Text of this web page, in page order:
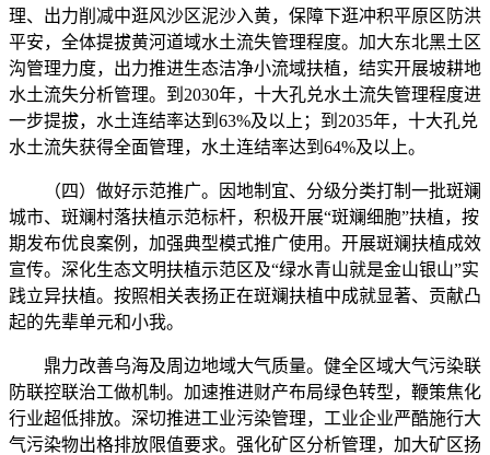
理、出力削减中逛风沙区泥沙入黄，保障下逛冲积平原区防洪
平安，全体提拔黄河道域水土流失管理程度。加大东北黑土区
沟管理力度，出力推进生态洁净小流域扶植，结实开展坡耕地
水土流失分析管理。到2030年，十大孔兑水土流失管理程度进
一步提拔，水土连结率达到63%及以上；到2035年，十大孔兑
水土流失获得全面管理，水土连结率达到64%及以上。
（四）做好示范推广。因地制宜、分级分类打制一批斑斓
城市、斑斓村落扶植示范标杆，积极开展“斑斓细胞”扶植，按
期发布优良案例，加强典型模式推广使用。开展斑斓扶植成效
宣传。深化生态文明扶植示范区及“绿水青山就是金山银山”实
践立异扶植。按照相关表扬正在斑斓扶植中成就显著、贡献凸
起的先辈单元和小我。
鼎力改善乌海及周边地域大气质量。健全区域大气污染联
防联控联治工做机制。加速推进财产布局绿色转型，鞭策焦化
行业超低排放。深切推进工业污染管理，工业企业严酷施行大
气污染物出格排放限值要求。强化矿区分析管理，加大矿区扬